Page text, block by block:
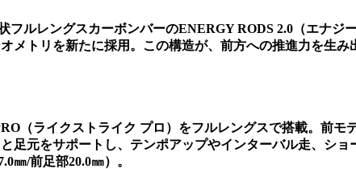
ルレングスカーボンバーのENERGY RODS 2.0（エナ
メトリを新たに採用。この構造が、前方への推進力を生
（ライクストライク プロ）をフルレングスで搭載。前モ
足元をサポートし、テンポアップやインターバル走、シ
㎜/前足部20.0㎜）。